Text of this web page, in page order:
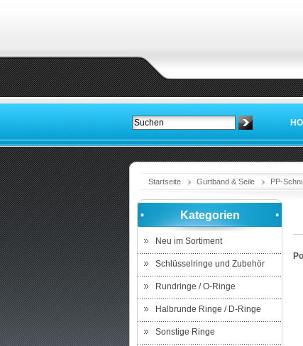
Startseite Gurtband & Seile PP-
Kategorien
Neu im Sortiment
Schlüsselringe und Zubehör
Rundringe / O-Ringe
Halbrunde Ringe / D-Ringe
Sonstige Ringe